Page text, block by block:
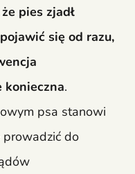
pies zjadł
się od razu,
.
psa stanowi
prowadzić do